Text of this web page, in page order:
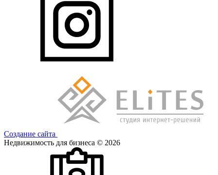
Создание сайта
Недвижимость для бизнеса © 2026